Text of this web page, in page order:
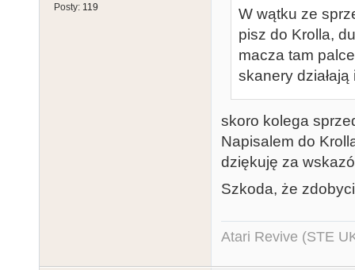
Posty: 119
W wątku ze
pisz do Krolla,
macza tam
skanery
skoro kolega
Napisalem do
dziękuję za
Szkoda, że
Atari Revive (STE